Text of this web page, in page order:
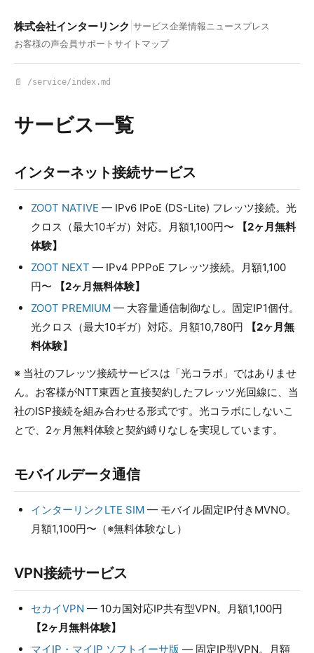
株式会社インターリンク サービス企業情報ニュースプレス
お客様の声会員サポートサイトマップ
📄 /service/index.md
サービス一覧
インターネット接続サービス
ZOOT NATIVE — IPv6 IPoE (DS-Lite) フレッツ接続。光
クロス（最大10ギガ）対応。月額1,100円〜
【2ヶ月無料
体験】
ZOOT NEXT — IPv4 PPPoE フレッツ接続。月額1,100
円〜
【2ヶ月無料体験】
ZOOT PREMIUM — 大容量通信制御なし。固定IP1個付。
光クロス（最大10ギガ）対応。月額10,780円
【2ヶ月無
料体験】
※ 当社のフレッツ接続サービスは「光コラボ」ではありませ
ん。お客様がNTT東西と直接契約したフレッツ光回線に、当
社のISP接続を組み合わせる形式です。光コラボにしないこ
とで、2ヶ月無料体験と契約縛りなしを実現しています。
モバイルデータ通信
インターリンクLTE SIM — モバイル固定IP付きMVNO。
月額1,100円〜（※無料体験なし）
VPN接続サービス
セカイVPN — 10カ国対応IP共有型VPN。月額1,100円
【2ヶ月無料体験】
マイIP・マイIP ソフトイーサ版 — 固定IP型VPN。月額